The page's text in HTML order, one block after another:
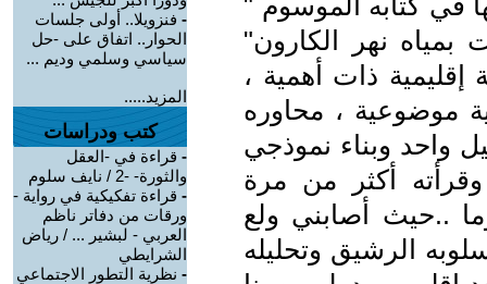
نهر الكارون"
إقليمية ذات أهمية ،
موضوعية ، محاوره
واحد وبناء نموذجي
أكثر من مرة
..حيث أصابني ولع
الرشيق وتحليله
- فنزويلا.. أولى جلسات
الحوار.. اتفاق على -حل
سياسي وسلمي وديم ...
المزيد.....
كتب ودراسات
- قراءة في -العقل
والثورة- -2 / نايف سلوم
- قراءة تفكيكية في رواية -
ورقات من دفاتر ناظم
العربي - لبشير ... / رياض
الشرايطي
- نظرية التطور الاجتماعي